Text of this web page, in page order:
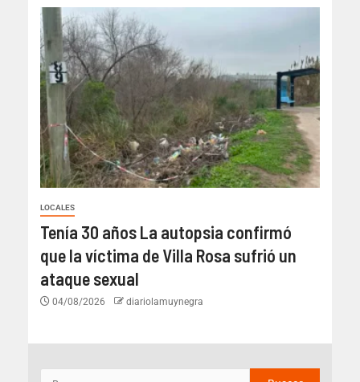
LOCALES
Tenía 30 años La autopsia confirmó
que la víctima de Villa Rosa sufrió un
ataque sexual
04/08/2026 diariolamuynegra